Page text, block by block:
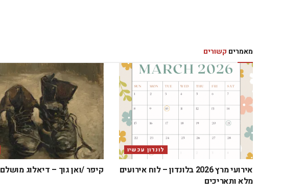
מאמרים קשורים
לונדון עכשיו
אירועי מרץ 2026 בלונדון – לוח אירועים
מלא ותאריכים
קיפר /ואן גוך – דיאלוג מושלם